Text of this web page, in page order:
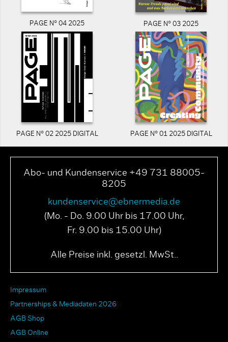
PAGE N° 04 2025 PAGE N° 03 2025
PAGE N° 02 2025 DIGITAL PAGE N° 01 2025 DIGITAL
Abo- und Kundenservice +49 731 88005-
8205
kundenservice@ebnermedia.de
(Mo. - Do. 9.00 Uhr bis 17.00 Uhr,
Fr. 9.00 bis 15.00 Uhr)
Alle Preise inkl. gesetzl. MwSt..
Impressum
Partnerships & Mediadaten 2026
AGB Shop
AGB Online